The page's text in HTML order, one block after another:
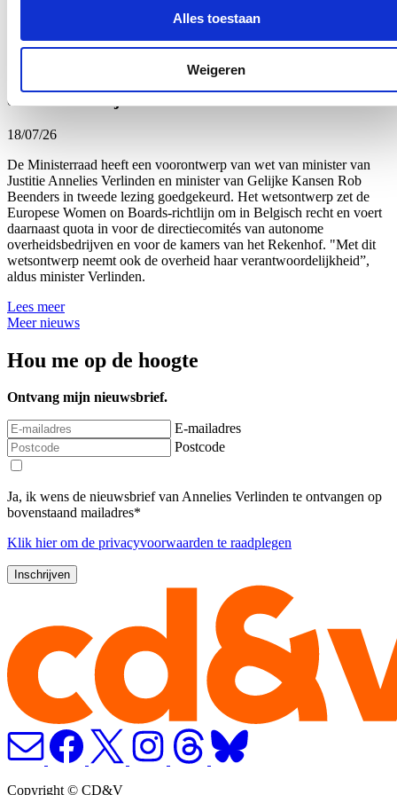
Alles toestaan
Weigeren
Uitbreiding van genderquota goed voor
beursgenoteerde ondernemingen en
overheidsbedrijven
18/07/26
De Ministerraad heeft een voorontwerp van wet van minister van
Justitie Annelies Verlinden en minister van Gelijke Kansen Rob
Beenders in tweede lezing goedgekeurd. Het wetsontwerp zet de
Europese Women on Boards-richtlijn om in Belgisch recht en voert
daarnaast quota in voor de directiecomités van autonome
overheidsbedrijven en voor de kamers van het Rekenhof. "Met dit
wetsontwerp neemt ook de overheid haar verantwoordelijkheid”,
aldus minister Verlinden.
Lees meer
Meer nieuws
Hou me op de hoogte
Ontvang mijn nieuwsbrief.
E-mailadres
Postcode
Ja, ik wens de nieuwsbrief van Annelies Verlinden te ontvangen op
bovenstaand mailadres*
Klik hierom de privacyvoorwaarden te raadplegen
Copyright © CD&V